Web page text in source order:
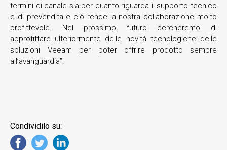
termini di canale sia per quanto riguarda il supporto tecnico
e di prevendita e ciò rende la nostra collaborazione molto
profittevole. Nel prossimo futuro cercheremo di
approfittare ulteriormente delle novità tecnologiche delle
soluzioni Veeam per poter offrire prodotto sempre
all’avanguardia”.
Condividilo su: